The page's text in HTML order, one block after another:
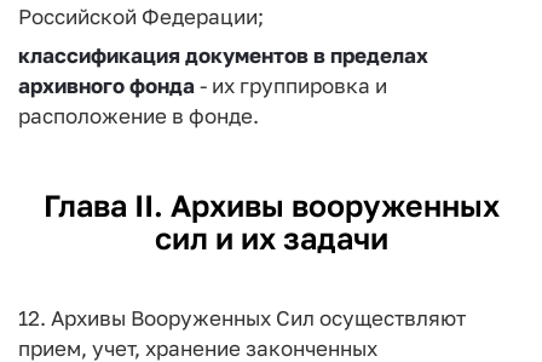
Российской Федерации;
классификация документов в пределах
архивного фонда- их группировка и
расположение в фонде.
Глава II. Архивы вооруженных
сил и их задачи
12. Архивы Вооруженных Сил осуществляют
прием, учет, хранение законченных